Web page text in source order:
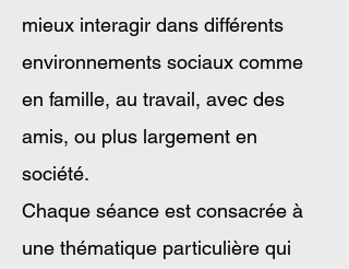
mieux interagir dans différents
environnements sociaux comme
en famille, au travail, avec des
amis, ou plus largement en
société.
Chaque séance est consacrée à
une thématique particulière qui